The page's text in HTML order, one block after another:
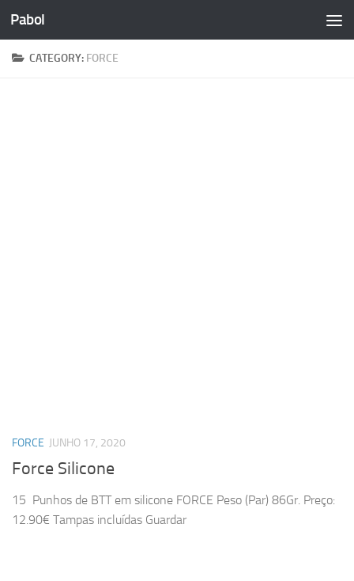
Skip to content
Pabol
CATEGORY: FORCE
FORCE JUNHO 17, 2020
Force Silicone
15 Punhos de BTT em silicone FORCE Peso (Par) 86Gr. Preço:
12.90€ Tampas incluídas Guardar